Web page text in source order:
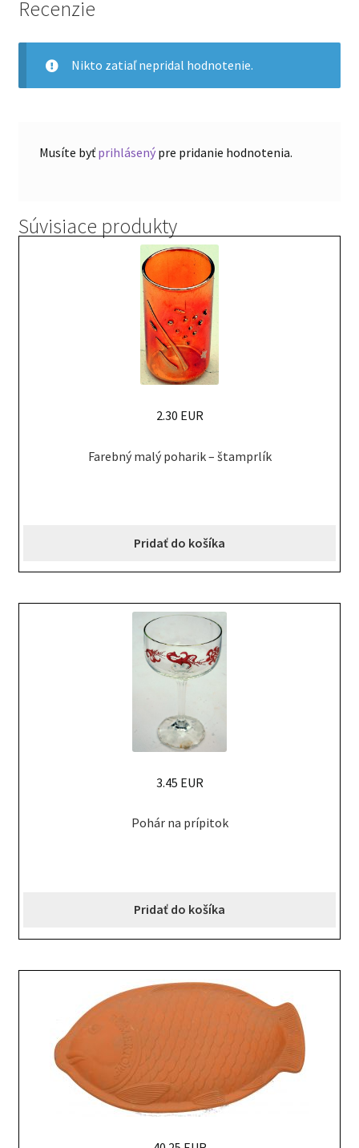
Recenzie
Nikto zatiaľ nepridal hodnotenie.
Musíte byť prihlásenýpre pridanie hodnotenia.
Súvisiace produkty
Farebný malý poharik – štamprlík
2.30 EUR
Pridať do košíka
Pohár na prípitok
3.45 EUR
Pridať do košíka